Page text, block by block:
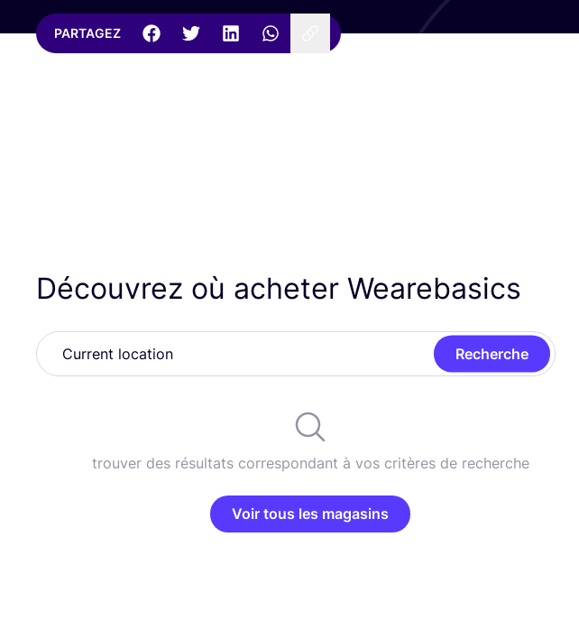
PARTAGEZ
Découvrez où acheter Wearebasics
Recherche
trouver des résultats correspondant à vos critères de recherche
Voir tous les magasins